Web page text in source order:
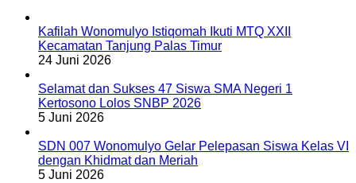
Kafilah Wonomulyo Istiqomah Ikuti MTQ XXII
Kecamatan Tanjung Palas Timur
24 Juni 2026
Selamat dan Sukses 47 Siswa SMA Negeri 1
Kertosono Lolos SNBP 2026
5 Juni 2026
SDN 007 Wonomulyo Gelar Pelepasan Siswa Kelas VI
dengan Khidmat dan Meriah
5 Juni 2026